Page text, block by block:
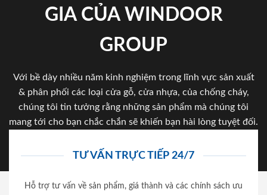
GIA CỦA WINDOOR
GROUP
Với bề dày nhiều năm kinh nghiệm trong lĩnh vực sản xuất
& phân phối các loại cửa gỗ, cửa nhựa, của chống cháy,
chúng tôi tin tưởng rằng những sản phẩm mà chúng tôi
mang tới cho bạn chắc chắn sẽ khiến bạn hài lòng tuyệt đối.
TƯ VẤN TRỰC TIẾP 24/7
Hỗ trợ tư vấn về sản phẩm, giá thành và các chính sách ưu